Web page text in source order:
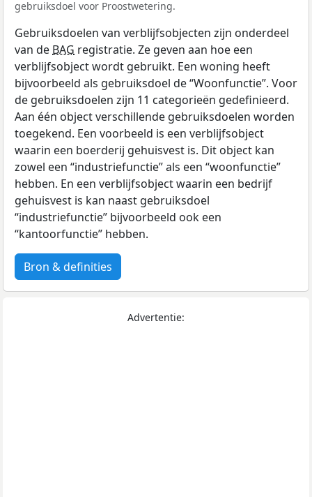
gebruiksdoel voor Proostwetering.
Gebruiksdoelen van verblijfsobjecten zijn onderdeel
van de BAG registratie. Ze geven aan hoe een
verblijfsobject wordt gebruikt. Een woning heeft
bijvoorbeeld als gebruiksdoel de “Woonfunctie”. Voor
de gebruiksdoelen zijn 11 categorieën gedefinieerd.
Aan één object verschillende gebruiksdoelen worden
toegekend. Een voorbeeld is een verblijfsobject
waarin een boerderij gehuisvest is. Dit object kan
zowel een “industriefunctie” als een “woonfunctie”
hebben. En een verblijfsobject waarin een bedrijf
gehuisvest is kan naast gebruiksdoel
“industriefunctie” bijvoorbeeld ook een
“kantoorfunctie” hebben.
Bron & definities
Advertentie: